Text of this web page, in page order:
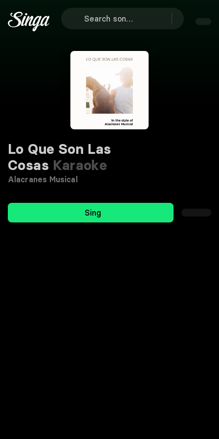
Lo Que Son Las
Cosas Karaoke
Alacranes Musical
Sing